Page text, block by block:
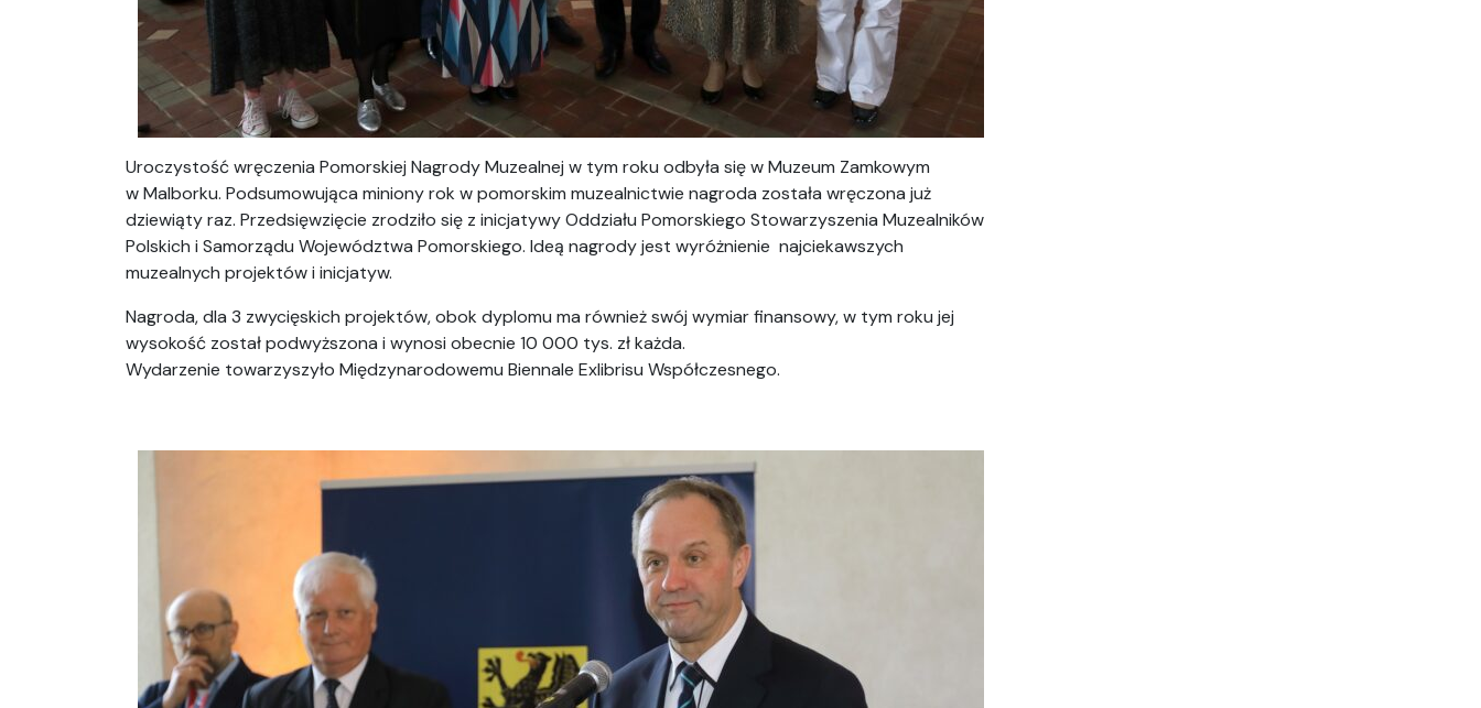
Uroczystość wręczenia Pomorskiej Nagrody Muzealnej w tym roku odbyła się w Muzeum Zamkowym
w Malborku. Podsumowująca miniony rok w pomorskim muzealnictwie nagroda została wręczona już
dziewiąty raz. Przedsięwzięcie zrodziło się z inicjatywy Oddziału Pomorskiego Stowarzyszenia Muzealników
Polskich i Samorządu Województwa Pomorskiego. Ideą nagrody jest wyróżnienie najciekawszych
muzealnych projektów i inicjatyw.
Nagroda, dla 3 zwycięskich projektów, obok dyplomu ma również swój wymiar finansowy, w tym roku jej
wysokość został podwyższona i wynosi obecnie 10 000 tys. zł każda.
Wydarzenie towarzyszyło Międzynarodowemu Biennale Exlibrisu Współczesnego.